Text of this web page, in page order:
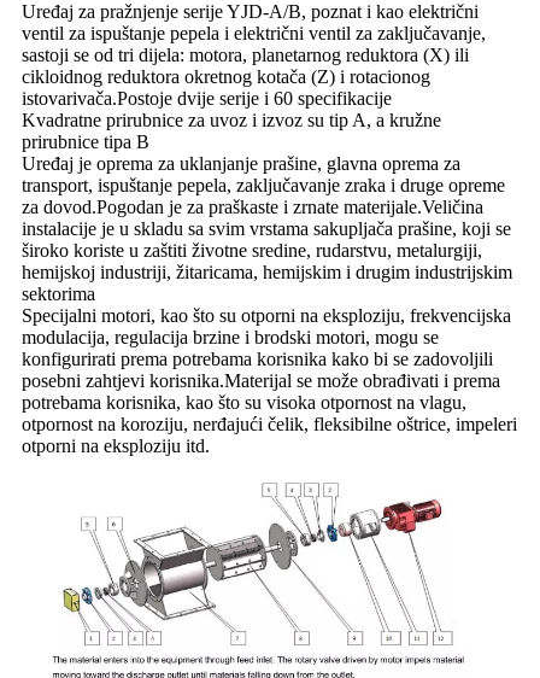
Uređaj za pražnjenje serije YJD-A/B, poznat i kao električni
ventil za ispuštanje pepela i električni ventil za zaključavanje,
sastoji se od tri dijela: motora, planetarnog reduktora (X) ili
cikloidnog reduktora okretnog kotača (Z) i rotacionog
istovarivača.Postoje dvije serije i 60 specifikacije
Kvadratne prirubnice za uvoz i izvoz su tip A, a kružne
prirubnice tipa B
Uređaj je oprema za uklanjanje prašine, glavna oprema za
transport, ispuštanje pepela, zaključavanje zraka i druge opreme
za dovod.Pogodan je za praškaste i zrnate materijale.Veličina
instalacije je u skladu sa svim vrstama sakupljača prašine, koji se
široko koriste u zaštiti životne sredine, rudarstvu, metalurgiji,
hemijskoj industriji, žitaricama, hemijskim i drugim industrijskim
sektorima
Specijalni motori, kao što su otporni na eksploziju, frekvencijska
modulacija, regulacija brzine i brodski motori, mogu se
konfigurirati prema potrebama korisnika kako bi se zadovoljili
posebni zahtjevi korisnika.Materijal se može obrađivati ​​i prema
potrebama korisnika, kao što su visoka otpornost na vlagu,
otpornost na koroziju, nerđajući čelik, fleksibilne oštrice, impeleri
otporni na eksploziju itd.